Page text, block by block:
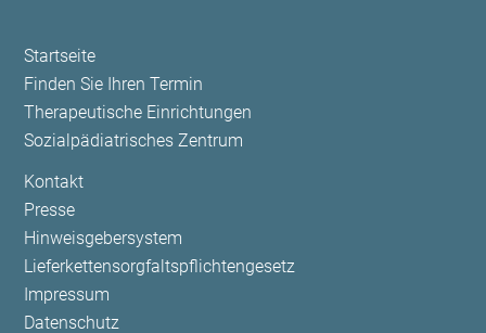
Navigation
überspringen
Startseite
Finden Sie Ihren Termin
Therapeutische Einrichtungen
Sozialpädiatrisches Zentrum
Navigation
überspringen
Kontakt
Presse
Hinweisgebersystem
Lieferkettensorgfaltspflichtengesetz
Impressum
Datenschutz